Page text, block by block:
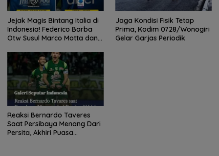
Jejak Magis Bintang Italia di
Indonesia! Federico Barba
Otw Susul Marco Motta dan
Trofi?
Jaga Kondisi Fisik Tetap
Prima, Kodim 0728/Wonogiri
Gelar Garjas Periodik
Reaksi Bernardo Taveres
Saat Persibaya Menang Dari
Persita, Akhiri Puasa